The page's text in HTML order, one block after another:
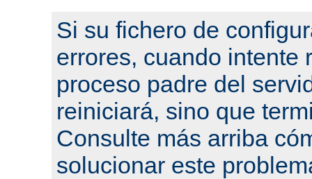
Si su fichero de
errores, cuando intente
proceso padre del
reiniciará, sino que
Consulte más arriba
solucionar este